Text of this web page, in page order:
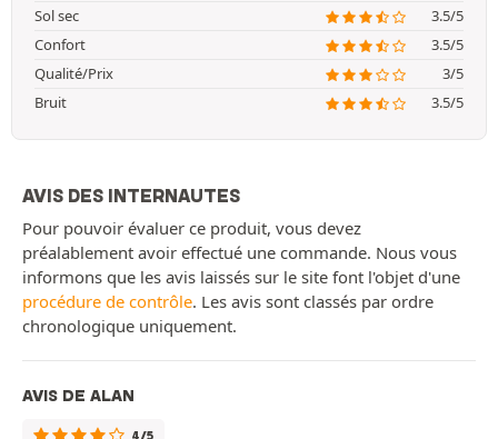
Sol sec
3.5/5
Confort
3.5/5
Qualité/Prix
3/5
Bruit
3.5/5
AVIS DES INTERNAUTES
Pour pouvoir évaluer ce produit, vous devez
préalablement avoir effectué une commande. Nous vous
informons que les avis laissés sur le site font l'objet d'une
procédure de contrôle. Les avis sont classés par ordre
chronologique uniquement.
AVIS DE ALAN
4/5